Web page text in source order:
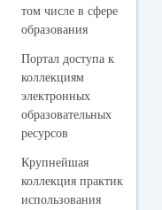
том числе в сфере
образования
Портал доступа к
коллекциям
электронных
образовательных
ресурсов
Крупнейшая
коллекция практик
использования